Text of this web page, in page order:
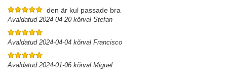
den är kul passade bra
Avaldatud 2024-04-20 kõrval Stefan
Avaldatud 2024-04-04 kõrval Francisco
Avaldatud 2024-01-06 kõrval Miguel